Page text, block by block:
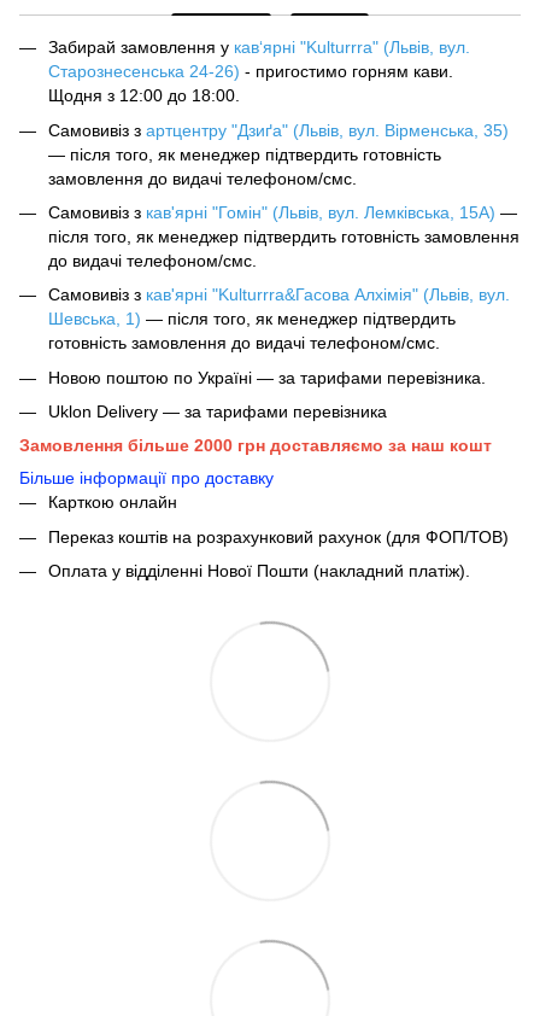
Забирай замовлення у кав‘ярні "Kulturrra" (Львів, вул.
Старознесенська 24-26) - пригостимо горням кави.
Щодня з 12:00 до 18:00.
Самовивіз з артцентру "Дзиґа" (Львів, вул. Вірменська, 35)
— після того, як менеджер підтвердить готовність
замовлення до видачі телефоном/смс.
Самовивіз з кав'ярні "Гомін" (Львів, вул. Лемківська, 15А) —
після того, як менеджер підтвердить готовність замовлення
до видачі телефоном/смс.
Самовивіз з кав'ярні "Kulturrra&Гасова Алхімія" (Львів, вул.
Шевська, 1) — після того, як менеджер підтвердить
готовність замовлення до видачі телефоном/смс.
Новою поштою по Україні — за тарифами перевізника.
Uklon Delivery — за тарифами перевізника
Замовлення більше 2000 грн доставляємо за наш кошт
Більше інформації про доставку
Карткою онлайн
Переказ коштів на розрахунковий рахунок (для ФОП/ТОВ)
Оплата у відділенні Нової Пошти (накладний платіж).